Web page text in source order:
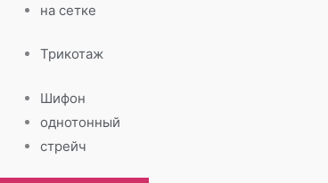
на сетке
Трикотаж
Шифон
однотонный
стрейч